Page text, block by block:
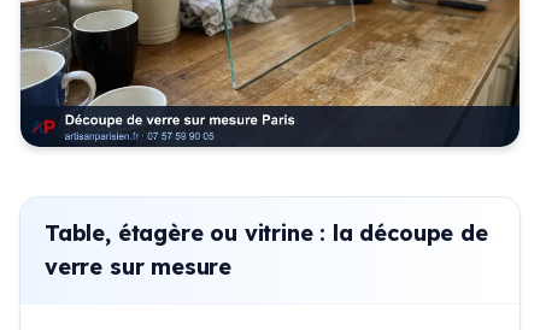
Table, étagère ou vitrine : la découpe de
verre sur mesure